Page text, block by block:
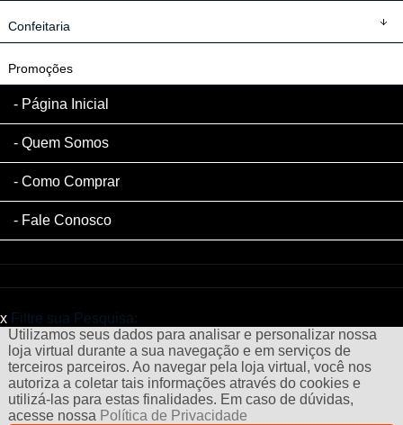
Confeitaria
Promoções
Página Inicial
Quem Somos
Como Comprar
Fale Conosco
x Filtre sua Pesquisa:
Utilizamos seus dados para analisar e personalizar nossa
loja virtual durante a sua navegação e em serviços de
terceiros parceiros. Ao navegar pela loja virtual, você nos
autoriza a coletar tais informações através do cookies e
utilizá-las para estas finalidades. Em caso de dúvidas,
acesse nossa Política de Privacidade